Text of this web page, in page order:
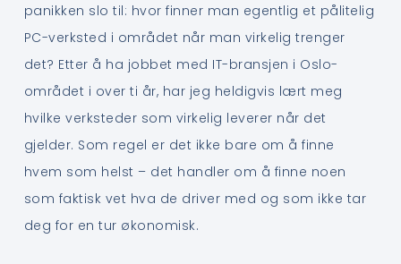
panikken slo til: hvor finner man egentlig et pålitelig
PC-verksted i området når man virkelig trenger
det? Etter å ha jobbet med IT-bransjen i Oslo-
området i over ti år, har jeg heldigvis lært meg
hvilke verksteder som virkelig leverer når det
gjelder. Som regel er det ikke bare om å finne
hvem som helst – det handler om å finne noen
som faktisk vet hva de driver med og som ikke tar
deg for en tur økonomisk.